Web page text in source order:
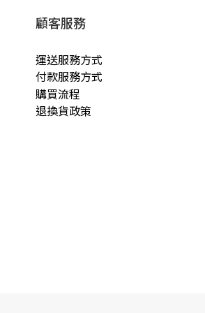
顧客服務
運送服務方式
付款服務方式
購買流程
退換貨政策